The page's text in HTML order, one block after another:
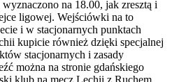
na 18.00, jak zresztą i
ligowej. Wejściówki na to
i w stacjonarnych punktach
kupicie również dzięki specjalnej
stacjonarnych i zasady
można na stronie gdańskiego
klub na mecz Lechii z Ruchem